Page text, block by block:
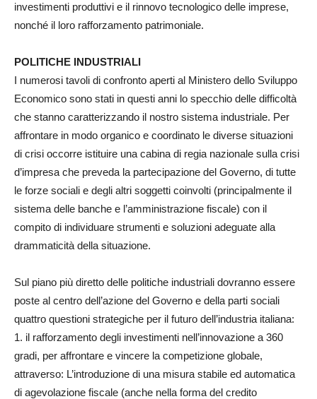
investimenti produttivi e il rinnovo tecnologico delle imprese,
nonché il loro rafforzamento patrimoniale.
POLITICHE INDUSTRIALI
I numerosi tavoli di confronto aperti al Ministero dello Sviluppo
Economico sono stati in questi anni lo specchio delle difficoltà
che stanno caratterizzando il nostro sistema industriale. Per
affrontare in modo organico e coordinato le diverse situazioni
di crisi occorre istituire una cabina di regia nazionale sulla crisi
d’impresa che preveda la partecipazione del Governo, di tutte
le forze sociali e degli altri soggetti coinvolti (principalmente il
sistema delle banche e l’amministrazione fiscale) con il
compito di individuare strumenti e soluzioni adeguate alla
drammaticità della situazione.
Sul piano più diretto delle politiche industriali dovranno essere
poste al centro dell’azione del Governo e della parti sociali
quattro questioni strategiche per il futuro dell’industria italiana:
1. il rafforzamento degli investimenti nell’innovazione a 360
gradi, per affrontare e vincere la competizione globale,
attraverso: L’introduzione di una misura stabile ed automatica
di agevolazione fiscale (anche nella forma del credito